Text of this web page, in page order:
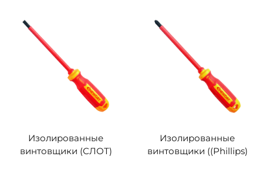
Изолированные
винтовщики (СЛОТ)
Изолированные
винтовщики ((Phillips)